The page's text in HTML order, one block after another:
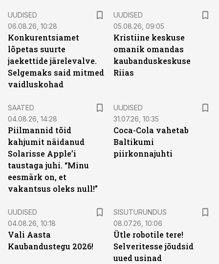
UUDISED
06.08.26, 10:28
Konkurentsiamet
lõpetas suurte
jaekettide järelevalve.
Selgemaks said mitmed
vaidluskohad
UUDISED
05.08.26, 09:05
Kristiine keskuse
omanik omandas
kaubanduskeskuse
Riias
SAATED
04.08.26, 14:28
Piilmannid tõid
kahjumit näidanud
Solarisse Apple’i
taustaga juhi. “Minu
eesmärk on, et
vakantsus oleks null!”
UUDISED
31.07.26, 10:35
Coca-Cola vahetab
Baltikumi
piirkonnajuhti
UUDISED
04.08.26, 10:18
Vali Aasta
Kaubandustegu 2026!
SISUTURUNDUS
08.07.26, 10:06
Ütle robotile tere!
Selveritesse jõudsid
uued usinad